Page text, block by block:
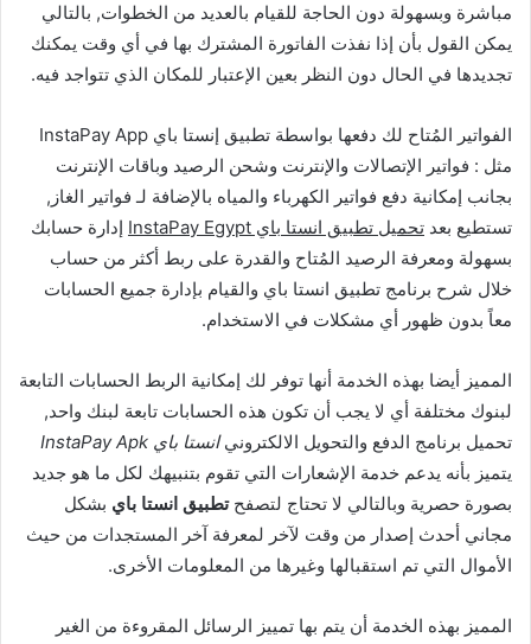
مباشرة وبسهولة دون الحاجة للقيام بالعديد من الخطوات, بالتالي
يمكن القول بأن إذا نفذت الفاتورة المشترك بها في أي وقت يمكنك
تجديدها في الحال دون النظر بعين الإعتبار للمكان الذي تتواجد فيه.
الفواتير المُتاح لك دفعها بواسطة تطبيق إنستا باي InstaPay App
مثل : فواتير الإتصالات والإنترنت وشحن الرصيد وباقات الإنترنت
بجانب إمكانية دفع فواتير الكهرباء والمياه بالإضافة لـ فواتير الغاز,
تستطيع بعد تحميل تطبيق انستا باي InstaPay Egypt
إدارة حسابك
بسهولة ومعرفة الرصيد المُتاح والقدرة على ربط أكثر من حساب
خلال شرح برنامج تطبيق انستا باي والقيام بإدارة جميع الحسابات
معاً بدون ظهور أي مشكلات في الاستخدام.
المميز أيضا بهذه الخدمة أنها توفر لك إمكانية الربط الحسابات التابعة
لبنوك مختلفة أي لا يجب أن تكون هذه الحسابات تابعة لبنك واحد,
تحميل برنامج الدفع والتحويل الالكترونيانستا باي InstaPay Apk
يتميز بأنه يدعم خدمة الإشعارات التي تقوم بتنبيهك لكل ما هو جديد
بصورة حصرية وبالتالي لا تحتاج لتصفحتطبيق انستا باي بشكل
مجاني أحدث إصدار من وقت لآخر لمعرفة آخر المستجدات من حيث
الأموال التي تم استقبالها وغيرها من المعلومات الأخرى.
المميز بهذه الخدمة أن يتم بها تمييز الرسائل المقروءة من الغير